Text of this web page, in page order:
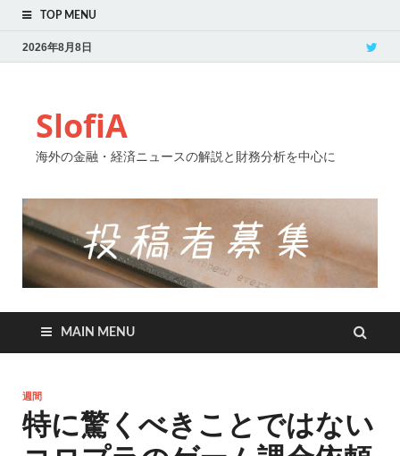
TOP MENU
2026年8月8日
SlofiA
海外の金融・経済ニュースの解説と財務分析を中心に
MAIN MENU
週間
特に驚くべきことではない